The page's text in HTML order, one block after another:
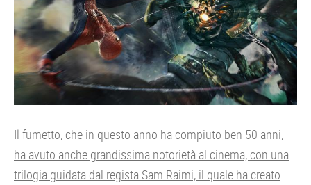
Il fumetto, che in questo anno ha compiuto ben 50 anni,
ha avuto anche grandissima notorietà al cinema, con una
trilogia guidata dal regista Sam Raimi, il quale ha creato